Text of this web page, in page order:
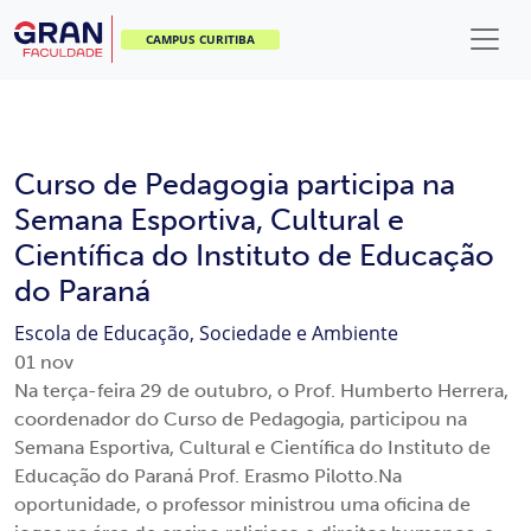
CAMPUS CURITIBA
Curso de Pedagogia participa na
Semana Esportiva, Cultural e
Científica do Instituto de Educação
do Paraná
Escola de Educação, Sociedade e Ambiente
01 nov
Na terça-feira 29 de outubro, o Prof. Humberto Herrera,
coordenador do Curso de Pedagogia, participou na
Semana Esportiva, Cultural e Científica do Instituto de
Educação do Paraná Prof. Erasmo Pilotto.Na
oportunidade, o professor ministrou uma oficina de